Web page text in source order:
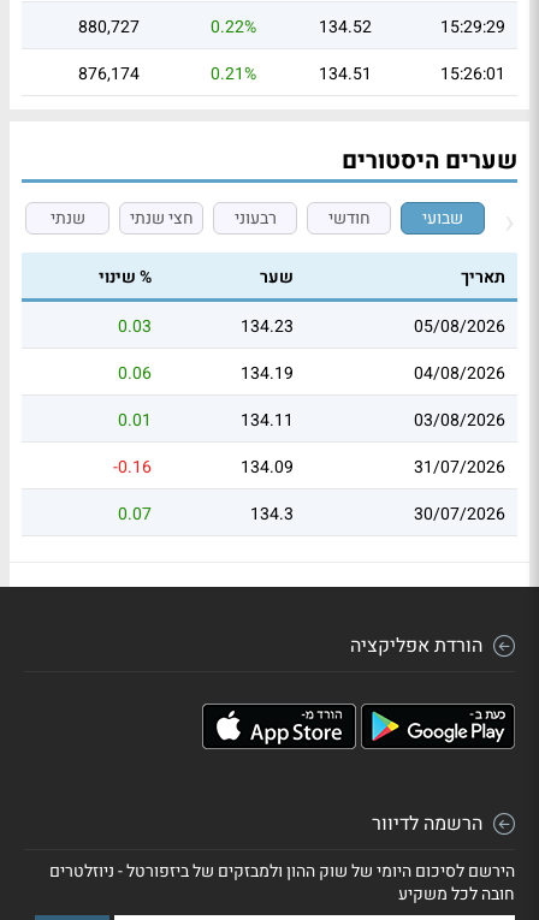
15:29:29
134.52
0.22%
880,727
15:26:01
134.51
0.21%
876,174
שערים היסטורים
שבועי חודשי רבעוני חצי שנתי שנתי
תאריך שער
% שינוי
05/08/2026
134.23
0.03
04/08/2026
134.19
0.06
03/08/2026
134.11
0.01
31/07/2026
134.09
-0.16
30/07/2026
134.3
0.07
הורדת אפליקציה
הרשמה לדיוור
הירשם לסיכום היומי של שוק ההון ולמבזקים של ביזפורטל - ניוזלטרים
חובה לכל משקיע